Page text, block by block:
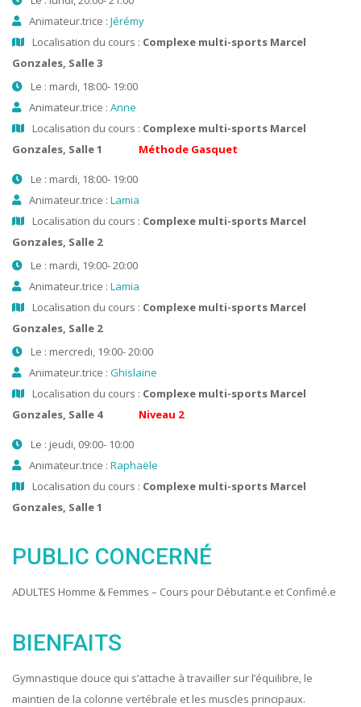
Animateur.trice : Jérémy
Localisation du cours : Complexe multi-sports Marcel
Gonzales, Salle 3
Le : mardi, 18:00- 19:00
Animateur.trice : Anne
Localisation du cours : Complexe multi-sports Marcel
Gonzales, Salle 1
Méthode Gasquet
Le : mardi, 18:00- 19:00
Animateur.trice : Lamia
Localisation du cours : Complexe multi-sports Marcel
Gonzales, Salle 2
Le : mardi, 19:00- 20:00
Animateur.trice : Lamia
Localisation du cours : Complexe multi-sports Marcel
Gonzales, Salle 2
Le : mercredi, 19:00- 20:00
Animateur.trice : Ghislaine
Localisation du cours : Complexe multi-sports Marcel
Gonzales, Salle 4
Niveau 2
Le : jeudi, 09:00- 10:00
Animateur.trice : Raphaële
Localisation du cours : Complexe multi-sports Marcel
Gonzales, Salle 1
PUBLIC CONCERNÉ
ADULTES Homme & Femmes – Cours pour Débutant.e et Confimé.e
BIENFAITS
Gymnastique douce qui s’attache à travailler sur l’équilibre, le
maintien de la colonne vertébrale et les muscles principaux.